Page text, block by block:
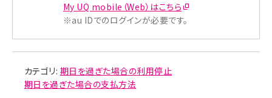
My UQ mobile（Web）はこちら
※au IDでのログインが必要です。
カテゴリ: 期日を過ぎた場合の利用停止
期日を過ぎた場合の支払方法